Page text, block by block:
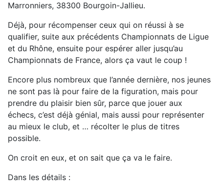
Marronniers, 38300 Bourgoin-Jallieu.
Déjà, pour récompenser ceux qui on réussi à se
qualifier, suite aux précédents Championnats de Ligue
et du Rhône, ensuite pour espérer aller jusqu’au
Championnats de France, alors ça vaut le coup !
Encore plus nombreux que l’année dernière, nos jeunes
ne sont pas là pour faire de la figuration, mais pour
prendre du plaisir bien sûr, parce que jouer aux
échecs, c’est déjà génial, mais aussi pour représenter
au mieux le club, et … récolter le plus de titres
possible.
On croit en eux, et on sait que ça va le faire.
Dans les détails :